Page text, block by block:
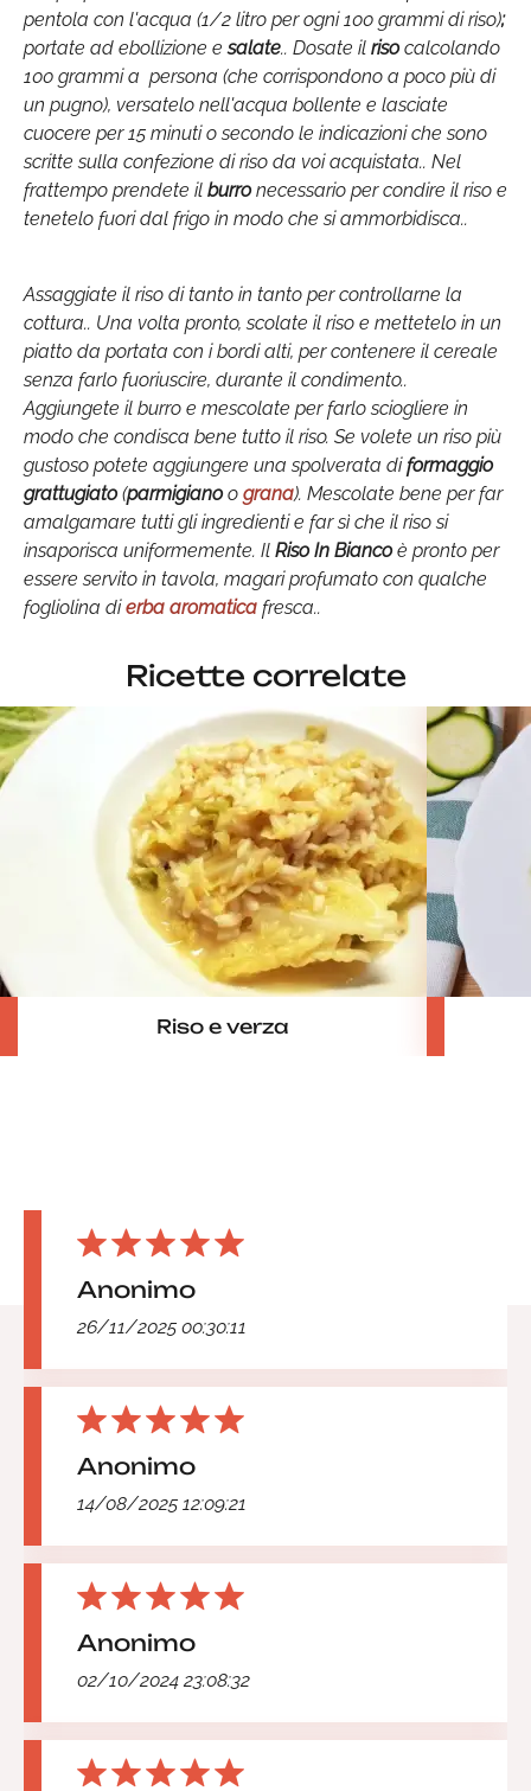
pentola con l'acqua (1/2 litro per ogni 100 grammi di riso);
portate ad ebollizione esalate.. Dosate il risocalcolando
100 grammi a persona (che corrispondono a poco più di
un pugno), versatelo nell'acqua bollente e lasciate
cuocere per 15 minuti o secondo le indicazioni che sono
scritte sulla confezione di riso da voi acquistata.. Nel
frattempo prendete il burronecessario per condire il riso e
tenetelo fuori dal frigo in modo che si ammorbidisca..
Assaggiate il riso di tanto in tanto per controllarne la
cottura.. Una volta pronto, scolate il riso e mettetelo in un
piatto da portata con i bordi alti, per contenere il cereale
senza farlo fuoriuscire, durante il condimento..
Aggiungete il burro e mescolate per farlo sciogliere in
modo che condisca bene tutto il riso. Se volete un riso più
gustoso potete aggiungere una spolverata diformaggio
grattugiato(parmigianoo grana). Mescolate bene per far
amalgamare tutti gli ingredienti e far sì che il riso si
insaporisca uniformemente. Il Riso In Biancoè pronto per
essere servito in tavola, magari profumato con qualche
fogliolina dierba aromatica fresca..
Ricette correlate
Riso e verza
Anonimo
26/11/2025 00:30:11
Anonimo
14/08/2025 12:09:21
Anonimo
02/10/2024 23:08:32